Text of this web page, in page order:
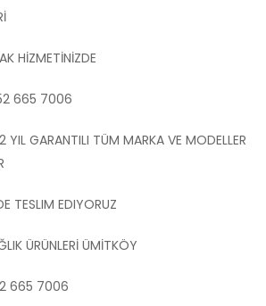
HİZMETİNİZDE
665 7006
YIL GARANTILI TÜM MARKA VE MODELLER
TESLIM EDIYORUZ
ÜRÜNLERİ ÜMİTKÖY
665 7006